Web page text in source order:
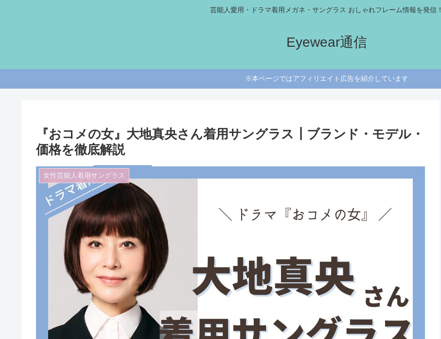
芸能人愛用・ドラマ着用メガネ・サングラス おしゃれフレーム情報を発信！
Eyewear通信
※本ページではアフィリエイト広告を紹介しています
『おコメの女』大地真央さん着用サングラス┃ブランド・モデル・
価格を徹底解説
女性芸能人着用サングラス